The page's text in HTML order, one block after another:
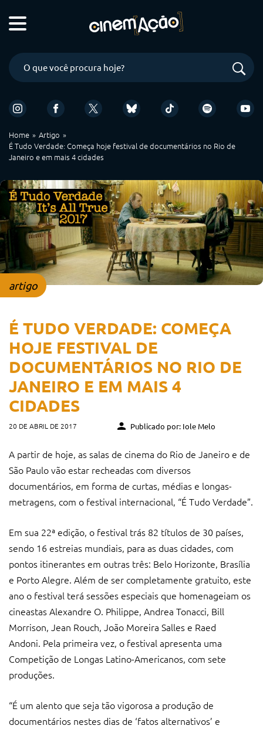
Home
Artigo
É Tudo Verdade: Começa hoje festival de documentários no Rio de
Janeiro e em mais 4 cidades
artigo
É TUDO VERDADE: COMEÇA
HOJE FESTIVAL DE
DOCUMENTÁRIOS NO RIO DE
JANEIRO E EM MAIS 4
CIDADES
20 DE ABRIL DE 2017 Publicado por: Iole Melo
A partir de hoje, as salas de cinema do Rio de Janeiro e de
São Paulo vão estar recheadas com diversos
documentários, em forma de curtas, médias e longas-
metragens, com o festival internacional, “É Tudo Verdade”.
Em sua 22ª edição, o festival trás 82 títulos de 30 países,
sendo 16 estreias mundiais, para as duas cidades, com
pontos itinerantes em outras três: Belo Horizonte, Brasília
e Porto Alegre. Além de ser completamente gratuito, este
ano o festival terá sessões especiais que homenageiam os
cineastas Alexandre O. Philippe, Andrea Tonacci, Bill
Morrison, Jean Rouch, João Moreira Salles e Raed
Andoni. Pela primeira vez, o festival apresenta uma
Competição de Longas Latino-Americanos, com sete
produções.
“É um alento que seja tão vigorosa a produção de
documentários nestes dias de ‘fatos alternativos’ e